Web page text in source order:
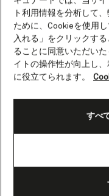
ダーバンは、
洋を望むガラ
です。内陸部
の野生動物は
ンド人コミ
ア・ストリー
いるような
色のスパイ
ト利用情報を分析して
ために、Cookieを使用
入れる」をクリックす
ることに同意いただい
イトの操作性が向上し
に役立てられます。
すべ